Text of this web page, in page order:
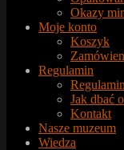
Okazy
Moje konto
Koszyk
Regulamin
Regulamin
Jak dbać
Kontakt
Nasze muzeum
Wiedza